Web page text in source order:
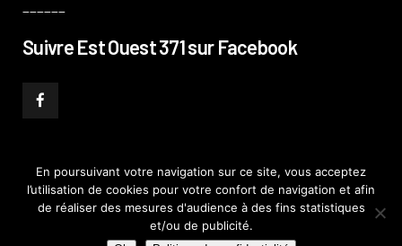
Suivre Est Ouest 371 sur Facebook
© PHILIPPE PATAUD CÉLÉRIER 2019–MENTIONS LÉGALES–POLITIQUE DE
CONFIDENTIALITÉ–PLAN DE SITE
En poursuivant votre navigation sur ce site, vous acceptez
l’utilisation de cookies pour votre confort de navigation et afin
de réaliser des mesures d'audience à des fins statistiques
et/ou de publicité.